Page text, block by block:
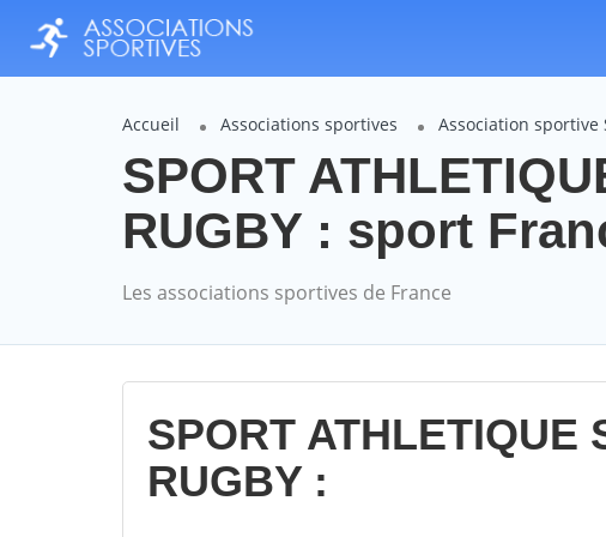
Accueil Associations sportives Association sportive
SPORT
RUGBY : sport
Les associations sportives de France
SPORT ATHLETIQUE
RUGBY :